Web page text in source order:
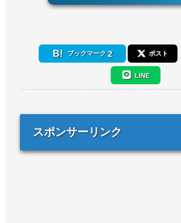
ブックマーク 2 ポスト
LINE
スポンサーリンク